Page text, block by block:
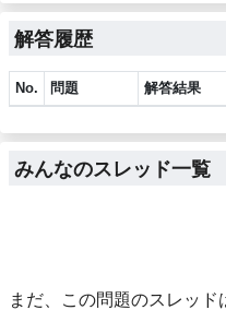
解答履歴
No. 問題 解答結果
みんなのスレッド一覧
まだ、この問題のスレッド